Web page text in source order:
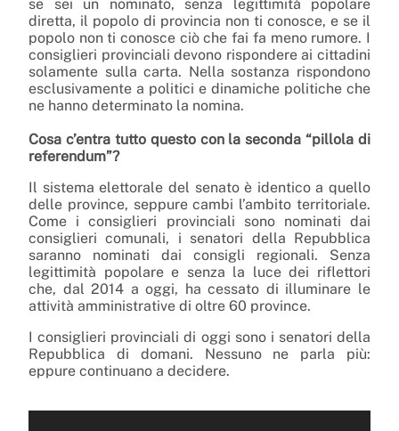
se sei un nominato, senza legittimità popolare
diretta, il popolo di provincia non ti conosce, e se il
popolo non ti conosce ciò che fai fa meno rumore. I
consiglieri provinciali devono rispondere ai cittadini
solamente sulla carta. Nella sostanza rispondono
esclusivamente a politici e dinamiche politiche che
ne hanno determinato la nomina.
Cosa c’entra tutto questo con la seconda “pillola di
referendum”?
Il sistema elettorale del senato è identico a quello
delle province, seppure cambi l’ambito territoriale.
Come i consiglieri provinciali sono nominati dai
consiglieri comunali, i senatori della Repubblica
saranno nominati dai consigli regionali. Senza
legittimità popolare e senza la luce dei riflettori
che, dal 2014 a oggi, ha cessato di illuminare le
attività amministrative di oltre 60 province.
I consiglieri provinciali di oggi sono i senatori della
Repubblica di domani. Nessuno ne parla più:
eppure continuano a decidere.